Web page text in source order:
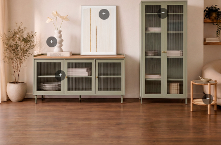
+
+
+
+
+